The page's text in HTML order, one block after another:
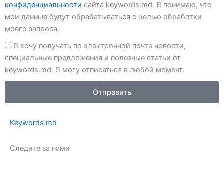
конфиденциальности сайта keywords.md. Я понимаю, что
мои данные будут обрабатываться с целью обработки
моего запроса.
Я хочу получать по электронной почте новости,
специальные предложения и полезные статьи от
keywords.md. Я могу отписаться в любой момент.
Отправить
Keywords.md
Следите за нами